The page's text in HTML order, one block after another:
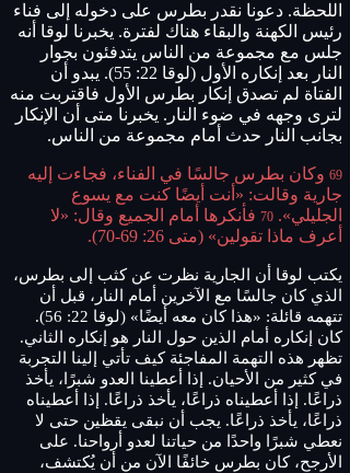
اللحظة. دعونا نقدر بطرس على دخوله إلى فناء
رئيس الكهنة والبقاء هناك لفترة. يخبرنا لوقا أنه
جلس مع مجموعة من الناس يتدفئون بجوار
النار بعد إنكاره الأول (لوقا 22: 55). يبدو أن
الفتاة لم تصدق إنكار بطرس الأول فاقتربت منه
لترى وجهه في ضوء النار. يخبرنا متى أن الإنكار
بجانب النار حدث أمام مجموعة من الناس.
69 وكان بطرس جالسًا في الفناء، فجاءت إليه
جارية وقالت: «أنت أيضًا كنت مع يسوع
الجليلي». 70 فأنكرها أمام الجميع وقال: «لا
أعرف ماذا تقولين» (متى 26: 69-70).
يكتب لوقا أن الجارية نظرت عن كثب إلى بطرس،
الذي كان جالسًا مع الآخرين أمام النار، قبل أن
تتهمه قائلة: «هذا كان معه أيضًا» (لوقا 22: 56).
كان إنكاره أمام الذين حول النار هو إنكاره الثاني.
تظهر هذه التهمة المفاجئة كيف تأتي إلينا التجربة
في كثير من الأحيان. إذا أعطينا العدو شبرًا، يأخذ
ذراعًا. إذا أعطيناه ذراعًا، يأخذ ذراعًا. إذا أعطيناه
ذراعًا، يأخذ ذراعًا. يجب أن نبقى يقظين حتى لا
نعطي شبرًا واحدًا من حياتنا لعدو أرواحنا. على
الأرجح، كان بطرس خائفًا الآن من أن يُكتشف،